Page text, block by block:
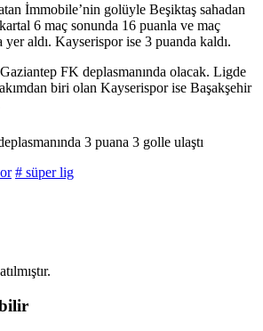
İmmobile’nin golüyle Beşiktaş sahadan
6 maç sonunda 16 puanla ve maç
yer aldı. Kayserispor ise 3 puanda kaldı.
FK deplasmanında olacak. Ligde
biri olan Kayserispor ise Başakşehir
3 puana 3 golle ulaştı
# süper lig